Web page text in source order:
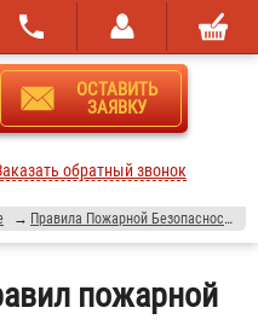
ОСТАВИТЬ
ЗАЯВКУ
обратный звонок
→ Правила Пожарной Безопасности
пожарной